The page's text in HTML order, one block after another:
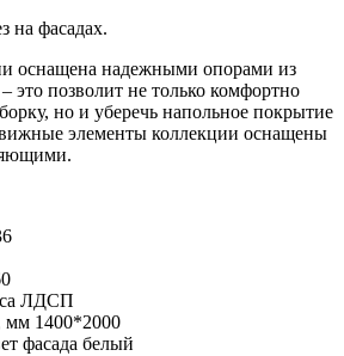
на фасадах.
оснащена надежными опорами из
это позволит не только комфортно
но и уберечь напольное покрытие
элементы коллекции оснащены
ЛДСП
мм 1400*2000
фасада белый